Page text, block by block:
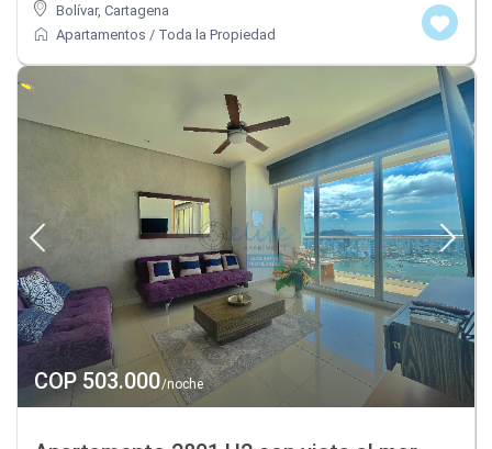
Bolívar,Cartagena
Apartamentos / Toda la Propiedad
COP 503.000/noche